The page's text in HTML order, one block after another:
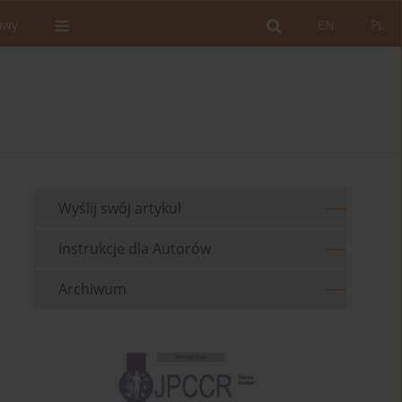
PL
EN
Wyślij swój artykuł
Instrukcje dla Autorów
Archiwum